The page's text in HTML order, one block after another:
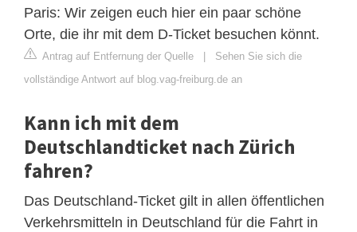
Paris: Wir zeigen euch hier ein paar schöne
Orte, die ihr mit dem D-Ticket besuchen könnt.
Antrag auf Entfernung der Quelle | Sehen Sie sich die
vollständige Antwort auf blog.vag-freiburg.de an
Kann ich mit dem
Deutschlandticket nach Zürich
fahren?
Das Deutschland-Ticket gilt in allen öffentlichen
Verkehrsmitteln in Deutschland für die Fahrt in